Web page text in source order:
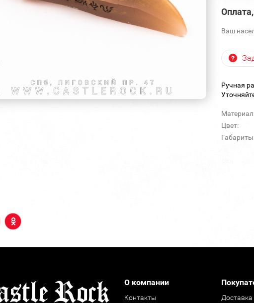
Ваш
Ручная
Цвет:
О компании
Контакты Доставка